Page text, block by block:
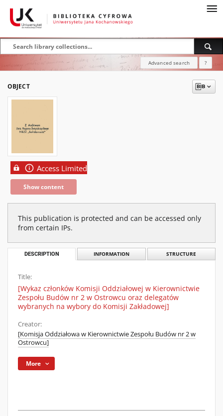
Advanced search ?
OBJECT
Access Limited
Show content
This publication is protected and can be accessed only
from certain IPs.
DESCRIPTION INFORMATION STRUCTURE
Title:
[Wykaz członków Komisji Oddziałowej w Kierownictwie
Zespołu Budów nr 2 w Ostrowcu oraz delegatów
wybranych na wybory do Komisji Zakładowej]
Creator:
[Komisja Oddziałowa w Kierownictwie Zespołu Budów nr 2 w
Ostrowcu]
More